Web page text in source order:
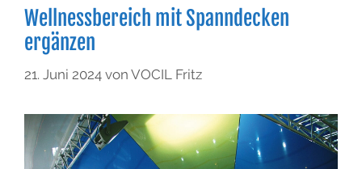
Wellnessbereich mit Spanndecken
ergänzen
21. Juni 2024 von VOCIL Fritz